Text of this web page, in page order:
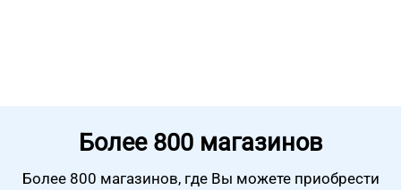
Более 800 магазинов
Более 800 магазинов, где Вы можете приобрести